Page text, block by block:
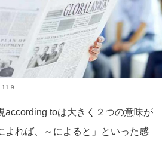
according toは大きく２つの意味が
よれば、～によると」といった感